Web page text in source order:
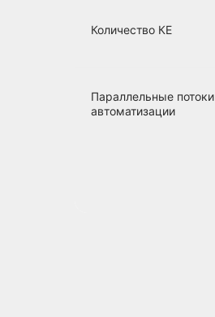
Количество КЕ
Параллельные потоки
автоматизации